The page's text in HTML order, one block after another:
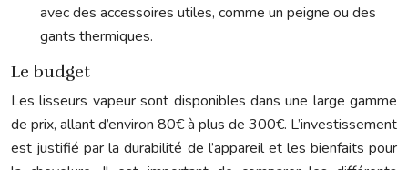
avec des accessoires utiles, comme un peigne ou des
gants thermiques.
Le budget
Les lisseurs vapeur sont disponibles dans une large gamme
de prix, allant d’environ 80€ à plus de 300€. L’investissement
est justifié par la durabilité de l’appareil et les bienfaits pour